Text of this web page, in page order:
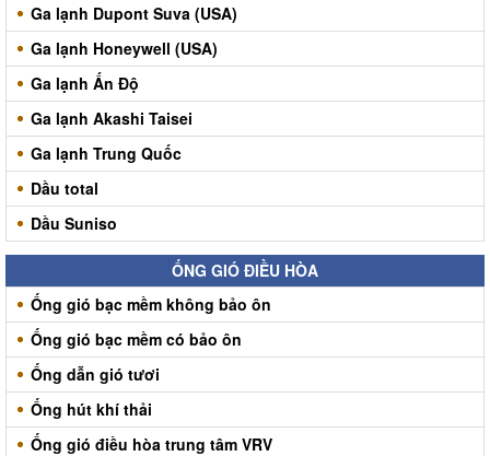
Ga lạnh Dupont Suva (USA)
Ga lạnh Honeywell (USA)
Ga lạnh Ấn Độ
Ga lạnh Akashi Taisei
Ga lạnh Trung Quốc
Dầu total
Dầu Suniso
ỐNG GIÓ ĐIỀU HÒA
Ống gió bạc mềm không bảo ôn
Ống gió bạc mềm có bảo ôn
Ống dẫn gió tươi
Ống hút khí thải
Ống gió điều hòa trung tâm VRV